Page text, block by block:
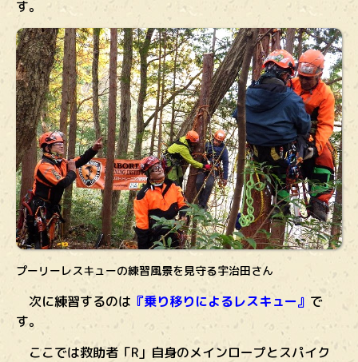
す。
プーリーレスキューの練習風景を見守る宇治田さん
次に練習するのは 『乗り移りによるレスキュー』 で
す。
ここでは救助者「R」自身のメインロープとスパイク